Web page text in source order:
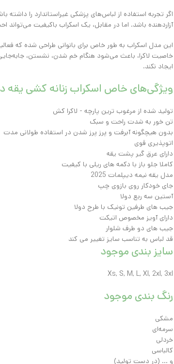
اگر تجربه استفاده از لباس‌های پزشکی غیراستاندارد را
آزاردهنده باشد. اما در مقابل، یک اسکراب باکیفیت
این مدل اسکراب به‌ طور خاص برای بانوانی طراحی شده که
خاصیت لاکرا، باعث می‌شود هنگام خم شدن، نشستن،
ایجاد نکند.
ویژگی‌های خاص اسکراب زنانه کشی یقه
تولید شده از مرغوب ترین پارچه - لاکرا کش
تن خور به شدت راحت و سبک
بدون هیچگونه آبرفت و پرز پرز شدن در استفاده طولانی مدت
اتوپذیری قوی
دارای عرق گیر پشت یقه
کاملا جلو باز با دکمه های ریلی با کیفیت
مدل یقه نیمه دیپلمات 2025
جای خودکار روی بازوی چپ
آستین سه ربع دولا
جیب های طرفین تونیک با طرح دولا
دارای آویز مخصوص اتیکت
جیب های دو طرف شلوار
قد لباس به تناسب سایز تغییر می کند
سایز بندی موجود
Xs, S, M, L, Xl, 2xl, 3xl
رنگ بندی موجود
مشکی
سرمه‌ای
خردلی
کالباسی
و … (در دست تولید)